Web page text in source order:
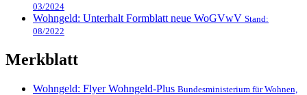
03/2024
Wohngeld: Unterhalt Formblatt neue WoGVwV Stand:
08/2022
Merkblatt
Wohngeld: Flyer Wohngeld-Plus Bundesministerium für Wohnen,